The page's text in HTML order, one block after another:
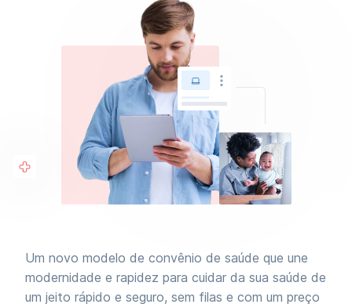
Um novo modelo de convênio de saúde que une
modernidade e rapidez para cuidar da sua saúde de
um jeito rápido e seguro, sem filas e com um preço